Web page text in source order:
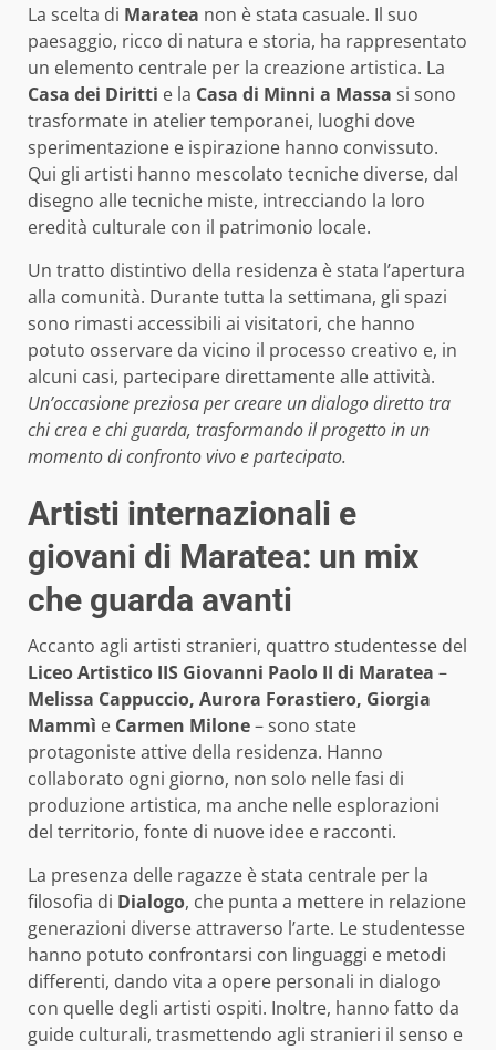
La scelta di Maratea non è stata casuale. Il suo
paesaggio, ricco di natura e storia, ha rappresentato
un elemento centrale per la creazione artistica. La
Casa dei Diritti e la Casa di Minni a Massa si sono
trasformate in atelier temporanei, luoghi dove
sperimentazione e ispirazione hanno convissuto.
Qui gli artisti hanno mescolato tecniche diverse, dal
disegno alle tecniche miste, intrecciando la loro
eredità culturale con il patrimonio locale.
Un tratto distintivo della residenza è stata l’apertura
alla comunità. Durante tutta la settimana, gli spazi
sono rimasti accessibili ai visitatori, che hanno
potuto osservare da vicino il processo creativo e, in
alcuni casi, partecipare direttamente alle attività.
Un’occasione preziosa per creare un dialogo diretto tra
chi crea e chi guarda, trasformando il progetto in un
momento di confronto vivo e partecipato.
Artisti internazionali e
giovani di Maratea: un mix
che guarda avanti
Accanto agli artisti stranieri, quattro studentesse del
Liceo Artistico IIS Giovanni Paolo II di Maratea –
Melissa Cappuccio, Aurora Forastiero, Giorgia
Mammì e Carmen Milone– sono state
protagoniste attive della residenza. Hanno
collaborato ogni giorno, non solo nelle fasi di
produzione artistica, ma anche nelle esplorazioni
del territorio, fonte di nuove idee e racconti.
La presenza delle ragazze è stata centrale per la
filosofia di Dialogo, che punta a mettere in relazione
generazioni diverse attraverso l’arte. Le studentesse
hanno potuto confrontarsi con linguaggi e metodi
differenti, dando vita a opere personali in dialogo
con quelle degli artisti ospiti. Inoltre, hanno fatto da
guide culturali, trasmettendo agli stranieri il senso e